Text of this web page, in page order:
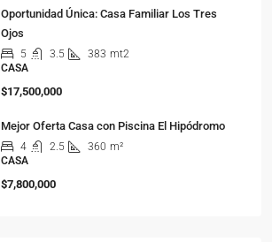
Oportunidad Única: Casa Familiar Los Tres
Ojos
5 3.5 383 mt2
CASA
$17,500,000
Mejor Oferta Casa con Piscina El Hipódromo
4 2.5 360 m²
CASA
$7,800,000